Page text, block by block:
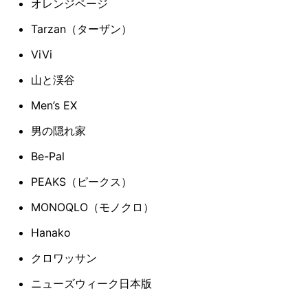
オレンジページ
Tarzan（ターザン）
ViVi
山と渓谷
Men’s EX
男の隠れ家
Be-Pal
PEAKS（ピークス）
MONOQLO（モノクロ）
Hanako
クロワッサン
ニューズウィーク日本版